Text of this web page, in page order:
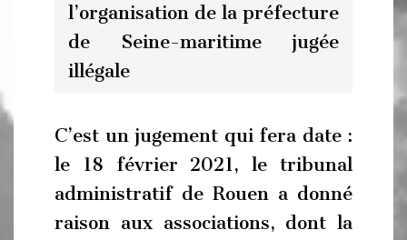
l’organisation de la préfecture
de Seine-maritime jugée
illégale
C’est un jugement qui fera date :
le 18 février 2021, le tribunal
administratif de Rouen a donné
raison aux associations, dont la